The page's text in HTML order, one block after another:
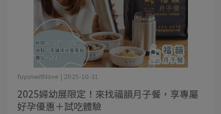
2025婦幼展限定！來找福韻月子餐，享專屬
好孕優惠＋試吃體驗
fuyunwithlove | 2025-10-31